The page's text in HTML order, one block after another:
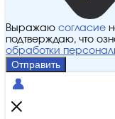
Выражаю согласие
подтверждаю, что
обработки
Отправить